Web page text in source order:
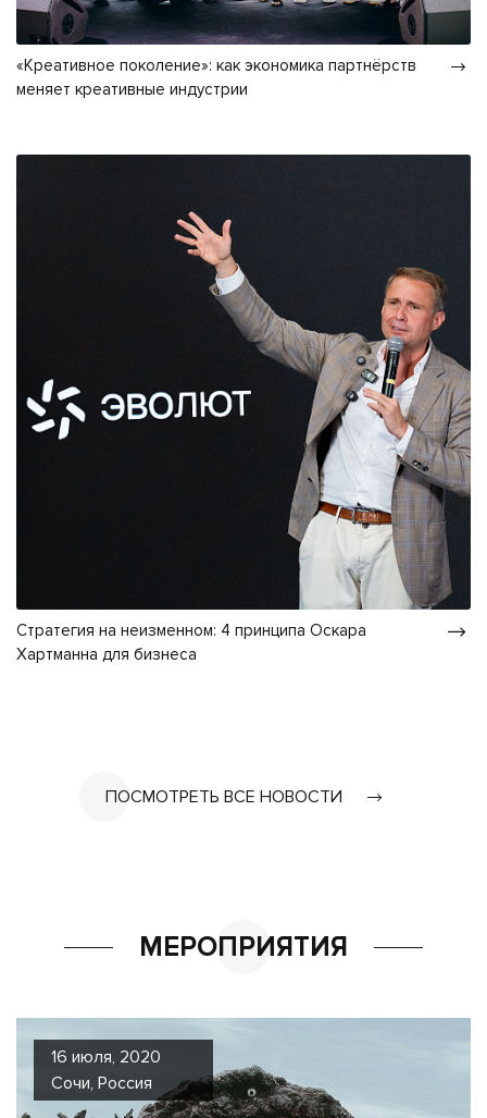
«Креативное поколение»: как экономика партнёрств
меняет креативные индустрии
Стратегия на неизменном: 4 принципа Оскара
Хартманна для бизнеса
ПОСМОТРЕТЬ ВСЕ НОВОСТИ
МЕРОПРИЯТИЯ
16 июля, 2020
Сочи, Россия